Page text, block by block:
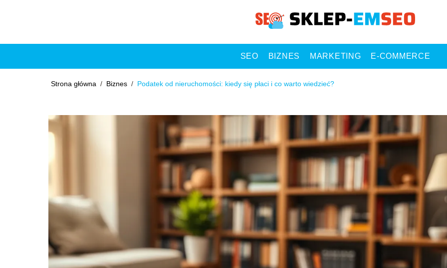
SEO BIZNES MARKETING E-COMMERCE
Strona główna / Biznes / Podatek od nieruchomości: kiedy się płaci i co warto wiedzieć?